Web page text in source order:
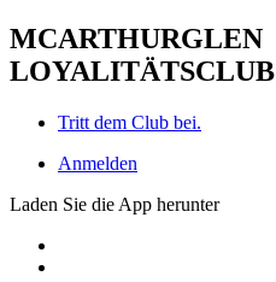
MCARTHURGLEN
LOYALITÄTSCLUB
Tritt dem Club bei.
Anmelden
Laden Sie die App herunter